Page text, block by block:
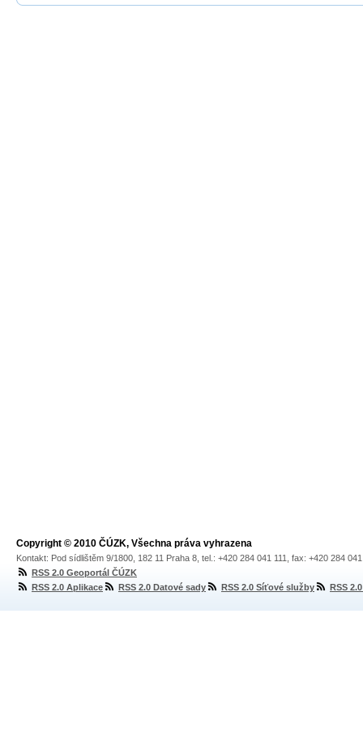
Copyright © 2010 ČÚZK, Všechna práva vyhrazena
Kontakt: Pod sídlištěm 9/1800, 182 11 Praha 8, tel.: +420 284 041 111, fax: +420 284
RSS 2.0 Geoportál ČÚZK
RSS 2.0 Aplikace
RSS 2.0 Datové sady RSS 2.0 Síťové služby RSS